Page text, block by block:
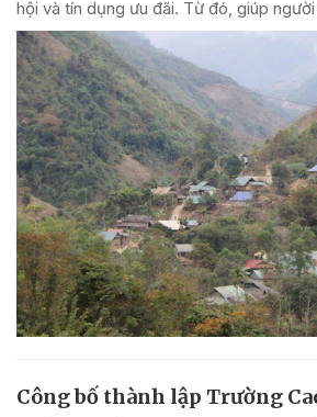
hội và tín dụng ưu đãi. Từ đó, giúp
Công bố thành lập Trường